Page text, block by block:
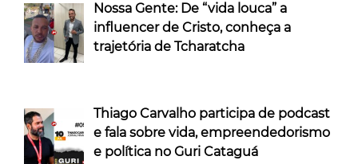
Nossa Gente: De “vida louca” a
influencer de Cristo, conheça a
trajetória de Tcharatcha
Thiago Carvalho participa de podcast
e fala sobre vida, empreendedorismo
e política no Guri Cataguá